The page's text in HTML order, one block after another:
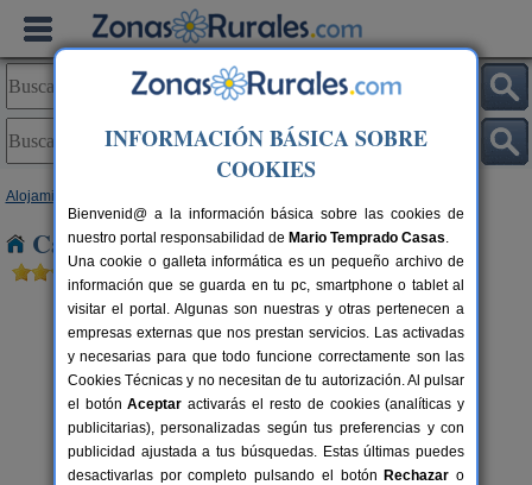
Alojamientos
Casas Rurales cerca de Torreperogil
2-7+2 pers.
desde25 €
Casa La Ronda
Jódar (Jaén)
INFORMACIÓN BÁSICA SOBRE
COOKIES
Bienvenid@ a la información básica sobre las cookies de
nuestro portal responsabilidad de Mario Temprado Casas.
Una cookie o galleta informática es un pequeño archivo de
información que se guarda en tu pc, smartphone o tablet al
visitar el portal. Algunas son nuestras y otras pertenecen a
empresas externas que nos prestan servicios. Las activadas
y necesarias para que todo funcione correctamente son las
Cookies Técnicas y no necesitan de tu autorización. Al pulsar
el botónAceptar activarás el resto de cookies (analíticas y
publicitarias), personalizadas según tus preferencias y con
publicidad ajustada a tus búsquedas. Estas últimas puedes
desactivarlas por completo pulsando el botón Rechazar o